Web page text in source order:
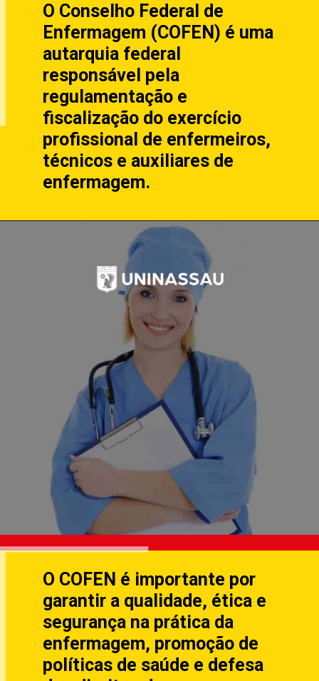
O Conselho Federal de
Enfermagem (COFEN) é uma
autarquia federal
responsável pela
regulamentação e
fiscalização do exercício
profissional de enfermeiros,
técnicos e auxiliares de
enfermagem.
O COFEN é importante por
garantir a qualidade, ética e
segurança na prática da
enfermagem, promoção de
políticas de saúde e defesa